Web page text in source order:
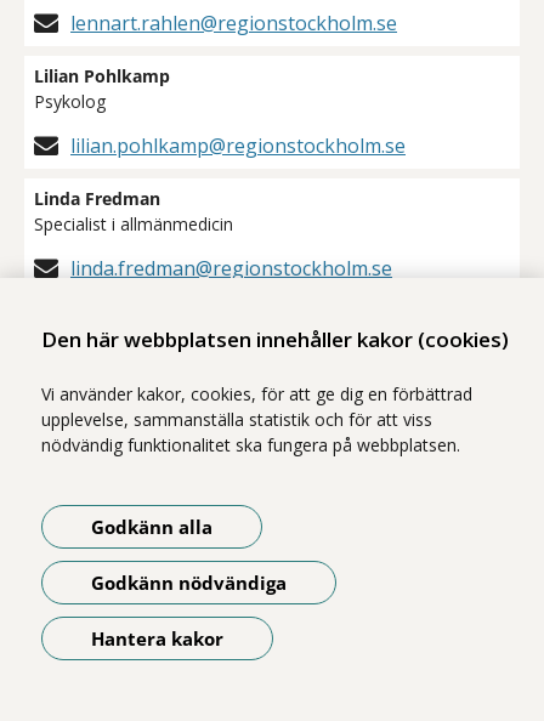
Den här webbplatsen innehåller kakor (cookies)
Vi använder kakor, cookies, för att ge dig en förbättrad
upplevelse, sammanställa statistik och för att viss
nödvändig funktionalitet ska fungera på webbplatsen.
Godkänn alla
Godkänn nödvändiga
Hantera kakor
lennart.rahlen@regionstockholm.se
Lilian Pohlkamp
Psykolog
lilian.pohlkamp@regionstockholm.se
Linda Fredman
Specialist i allmänmedicin
linda.fredman@regionstockholm.se
Administratör
linda.moll@regionstockholm.se
linda.ma.nyberg@regionstockholm.se
Linda Westblom
Administratör
AT/ST/BT- och VIL-enheten